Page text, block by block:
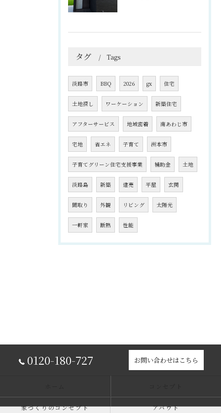
タグ Tags
淡路市 BBQ 2026 gx 住宅
土地探し ワーケーション 新築住宅
アフターサービス 地域密着 南あわじ市
宅地 省エネ 子育て 洲本市
子育てグリーン住宅支援事業 補助金 土地
淡路島 新築 建売 平屋 玄関
間取り 外観 リビング 太陽光
一軒家 断熱 性能
0120-180-727 お問い合わせはこちら
家づくりのコンセプト アバウト